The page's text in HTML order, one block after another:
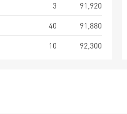
3
91,920
40
91,880
10 92,300